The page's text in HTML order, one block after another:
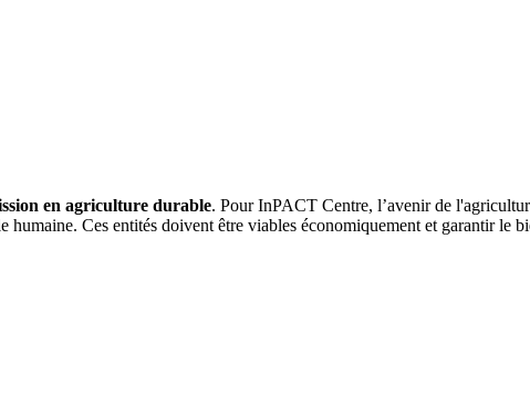
en agriculture durable. Pour InPACT Centre, l’avenir de
Ces entités doivent être viables économiquement et garantir le